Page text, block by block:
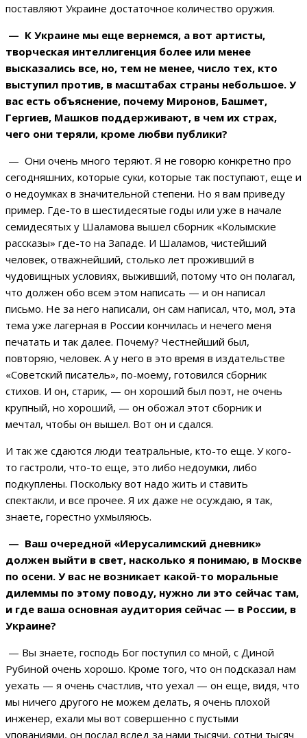
поставляют Украине достаточное количество оружия.
— К Украине мы еще вернемся, а вот артисты,
творческая интеллигенция более или менее
высказались все, но, тем не менее, число тех, кто
выступил против, в масштабах страны небольшое. У
вас есть объяснение, почему Миронов, Башмет,
Гергиев, Машков поддерживают, в чем их страх,
чего они теряли, кроме любви публики?
— Они очень много теряют. Я не говорю конкретно про
сегодняшних, которые суки, которые так поступают, еще и
о недоумках в значительной степени. Но я вам приведу
пример. Где-то в шестидесятые годы или уже в начале
семидесятых у Шаламова вышел сборник «Колымские
рассказы» где-то на Западе. И Шаламов, чистейший
человек, отважнейший, столько лет проживший в
чудовищных условиях, выживший, потому что он полагал,
что должен обо всем этом написать — и он написал
письмо. Не за него написали, он сам написал, что, мол, эта
тема уже лагерная в России кончилась и нечего меня
печатать и так далее. Почему? Честнейший был,
повторяю, человек. А у него в это время в издательстве
«Советский писатель», по-моему, готовился сборник
стихов. И он, старик, — он хороший был поэт, не очень
крупный, но хороший, — он обожал этот сборник и
мечтал, чтобы он вышел. Вот он и сдался.
И так же сдаются люди театральные, кто-то еще. У кого-
то гастроли, что-то еще, это либо недоумки, либо
подкуплены. Поскольку вот надо жить и ставить
спектакли, и все прочее. Я их даже не осуждаю, я так,
знаете, горестно ухмыляюсь.
— Ваш очередной «Иерусалимский дневник»
должен выйти в свет, насколько я понимаю, в Москве
по осени. У вас не возникает какой-то моральные
дилеммы по этому поводу, нужно ли это сейчас там,
и где ваша основная аудитория сейчас — в России, в
Украине?
— Вы знаете, господь Бог поступил со мной, с Диной
Рубиной очень хорошо. Кроме того, что он подсказал нам
уехать — я очень счастлив, что уехал — он еще, видя, что
мы ничего другого не можем делать, я очень плохой
инженер, ехали мы вот совершенно с пустыми
упованиями, он послал вслед за нами тысячи, сотни тысяч